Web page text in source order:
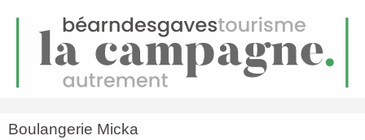
Menu
Boulangerie Micka
Boulangerie Micka